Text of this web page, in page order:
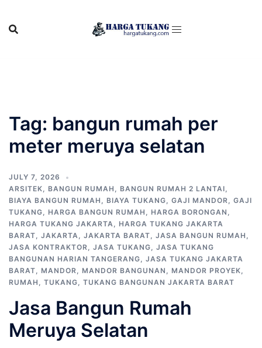
content
Tag: bangun rumah per
meter meruya selatan
JULY 7, 2026
ARSITEK, BANGUN RUMAH , BANGUN RUMAH 2 LANTAI,
BIAYA BANGUN RUMAH , BIAYA TUKANG, GAJI MANDOR, GAJI
TUKANG, HARGA BANGUN RUMAH , HARGA BORONGAN ,
HARGA TUKANG JAKARTA, HARGA TUKANG JAKARTA
BARAT, JAKARTA, JAKARTA BARAT, JASA BANGUN RUMAH ,
JASA KONTRAKTOR, JASA TUKANG, JASA TUKANG
BANGUNAN HARIAN TANGERANG, JASA TUKANG JAKARTA
BARAT, MANDOR, MANDOR BANGUNAN , MANDOR PROYEK,
RUMAH , TUKANG, TUKANG BANGUNAN JAKARTA BARAT
Jasa Bangun Rumah
Meruya Selatan